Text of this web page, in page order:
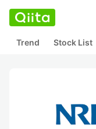
Trend Stock List